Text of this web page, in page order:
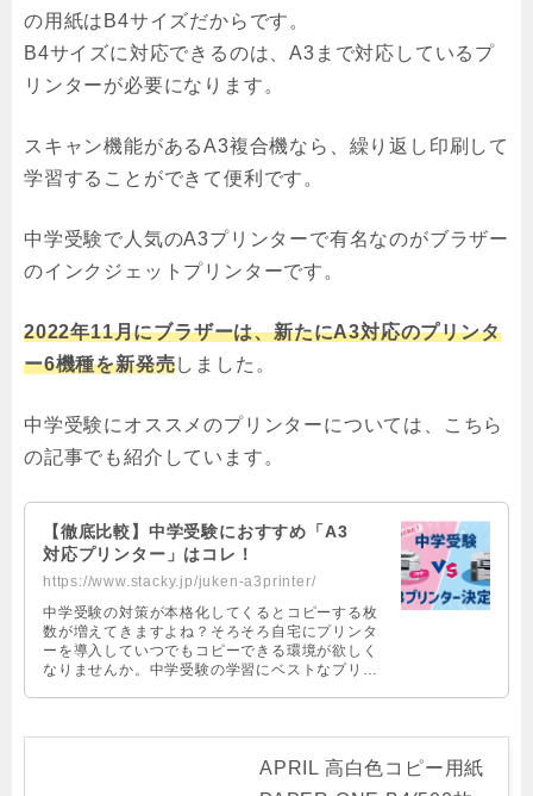
の用紙はB4サイズだからです。
B4サイズに対応できるのは、A3まで対応しているプ
リンターが必要になります。
スキャン機能があるA3複合機なら、繰り返し印刷して
学習することができて便利です。
中学受験で人気のA3プリンターで有名なのがブラザー
のインクジェットプリンターです。
2022年11月にブラザーは、新たにA3対応のプリンタ
ー6機種を新発売しました。
中学受験にオススメのプリンターについては、こちら
の記事でも紹介しています。
【徹底比較】中学受験におすすめ「A3
対応プリンター」はコレ！
https://www.stacky.jp/juken-a3printer/
中学受験の対策が本格化してくるとコピーする枚
数が増えてきますよね？そろそろ自宅にプリンタ
ーを導入していつでもコピーできる環境が欲しく
なりませんか。中学受験の学習にベストなプリン
APRIL 高白色コピー用紙